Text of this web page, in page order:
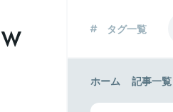
タグ一覧
ホーム 記事一覧